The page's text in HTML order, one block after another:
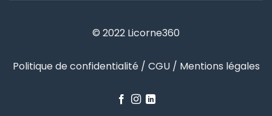
© 2022 Licorne360
Politique de confidentialité / CGU / Mentions légales